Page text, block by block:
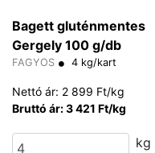
Bagett gluténmentes
Gergely 100 g/db
FAGYOS 4 kg/kart
Nettó ár: 2 899 Ft/kg
Bruttó ár: 3 421 Ft/kg
kg